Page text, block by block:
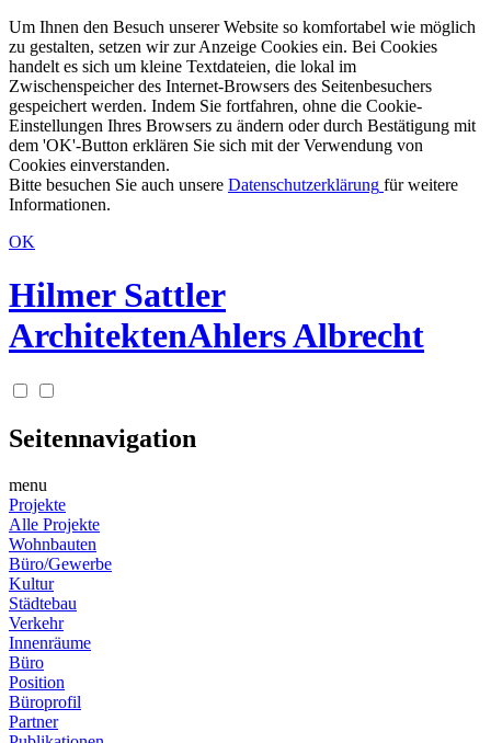
Um Ihnen den Besuch unserer Website so komfortabel wie möglich
zu gestalten, setzen wir zur Anzeige Cookies ein. Bei Cookies
handelt es sich um kleine Textdateien, die lokal im
Zwischenspeicher des Internet-Browsers des Seitenbesuchers
gespeichert werden. Indem Sie fortfahren, ohne die Cookie-
Einstellungen Ihres Browsers zu ändern oder durch Bestätigung mit
dem 'OK'-Button erklären Sie sich mit der Verwendung von
Cookies einverstanden.
Bitte besuchen Sie auch unsere Datenschutzerklärung für weitere
Informationen.
OK
Hilmer Sattler
ArchitektenAhlers Albrecht
Seitennavigation
menu
Projekte
Alle Projekte
Wohnbauten
Büro/Gewerbe
Kultur
Städtebau
Verkehr
Innenräume
Büro
Position
Büroprofil
Partner